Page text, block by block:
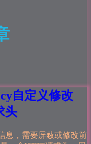
自定义修改
头
息，需要屏蔽或修改前